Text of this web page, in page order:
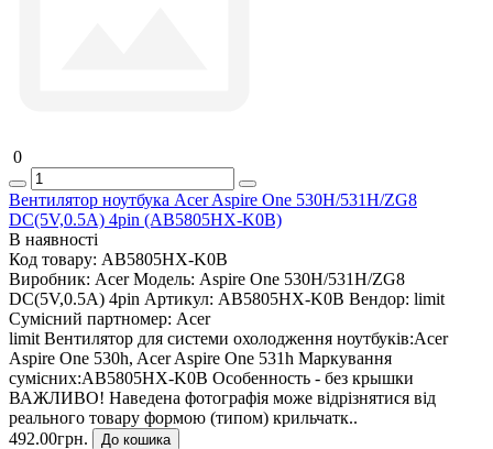
0
Вентилятор ноутбука Acer Aspire One 530H/531H/ZG8
DC(5V,0.5A) 4pin (AB5805HX-K0B)
В наявності
Код товару: AB5805HX-K0B
Виробник: Acer Модель: Aspire One 530H/531H/ZG8
DC(5V,0.5A) 4pin Артикул: AB5805HX-K0B Вендор: limit
Сумісний партномер: Acer
limit Вентилятор для системи охолодження ноутбуків:Acer
Aspire One 530h, Acer Aspire One 531h Маркування
сумісних:AB5805HX-K0B Особенность - без крышки
ВАЖЛИВО! Наведена фотографія може відрізнятися від
реального товару формою (типом) крильчатк..
492.00грн.
До кошика